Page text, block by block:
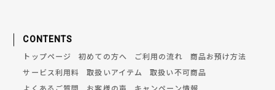
CONTENTS
トップページ 初めての方へ ご利用の流れ
商品お預け方法
サービス利用料
取扱いアイテム
取扱い不可商品